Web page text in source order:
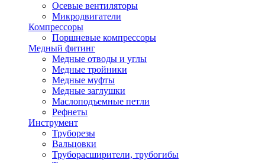
Осевые вентиляторы
Микродвигатели
Компрессоры
Поршневые компрессоры
Медный фитинг
Медные отводы и углы
Медные тройники
Медные муфты
Медные заглушки
Маслоподъемные петли
Рефнеты
Инструмент
Труборезы
Вальцовки
Труборасширители, трубогибы